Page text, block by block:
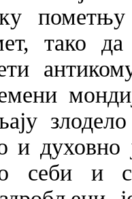
тако
и
о себи и